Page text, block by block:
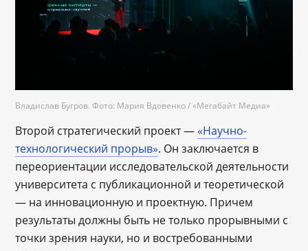
Владислав Бугров. Фото: Мария Вдовенко /«Мегабайт Медиа»
Второй стратегический проект — «Научно-
технологический прорыв». Он заключается в
переориентации исследовательской деятельности
университета с публикационной и теоретической
— на инновационную и проектную. Причем
результаты должны быть не только прорывными с
точки зрения науки, но и востребованными